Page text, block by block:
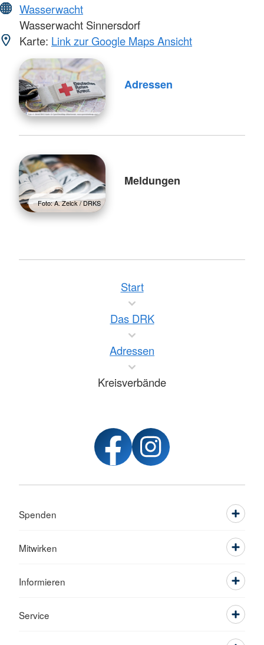
Wasserwacht
Wasserwacht Sinnersdorf
Karte: Link zur Google Maps Ansicht
Adressen
Foto: A. Zelck / DRKS
Meldungen
Start
Das DRK
Adressen
Kreisverbände
Spenden
Mitwirken
Informieren
Service